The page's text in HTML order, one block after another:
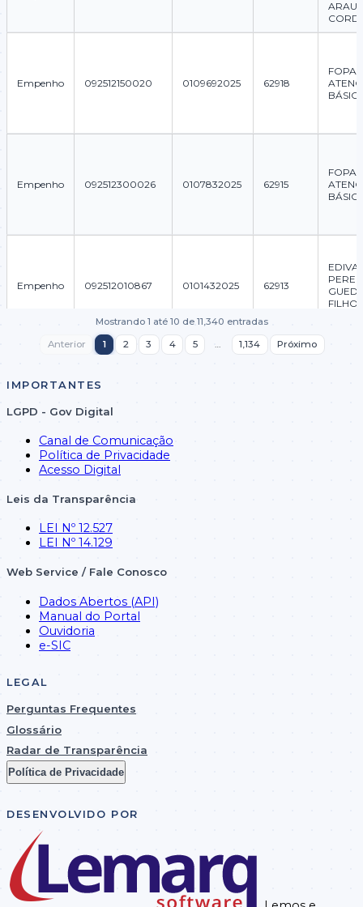
Empenho 092512150020 0109692025 62918
Empenho 092512300026 0107832025 62915
Empenho 092512010867 0101432025 62913
FILHO
Empenho 072501280020
Empenho 042501020128
Empenho 042501020027
Mostrando 1 até 10 de 11,340 entradas
Anterior 1 2 3 4 5 … 1,134 Próximo
IMPORTANTES
LGPD - Gov Digital
Canal de Comunicação
Política de Privacidade
Acesso Digital
Leis da Transparência
LEI Nº 12.527
LEI Nº 14.129
Web Service / Fale Conosco
Dados Abertos (API)
Manual do Portal
Ouvidoria
e-SIC
LEGAL
Perguntas Frequentes
Glossário
Radar de Transparência
Política de Privacidade
DESENVOLVIDO POR